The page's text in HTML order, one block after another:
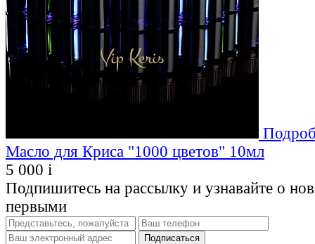
Масло для Криса "1000 цветов" 10мл
5 000 i
Подпишитесь на рассылку и узнавайте о
первыми